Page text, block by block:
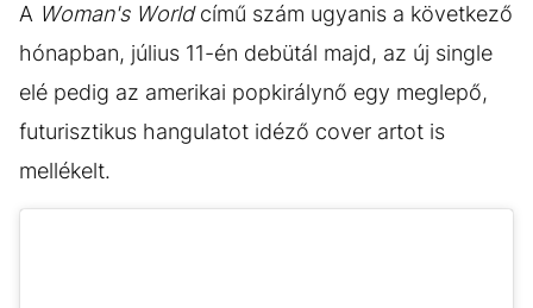
A Woman's Worldcímű szám ugyanis a következő
hónapban, július 11-én debütál majd, az új single
elé pedig az amerikai popkirálynő egy meglepő,
futurisztikus hangulatot idéző cover artot is
mellékelt.